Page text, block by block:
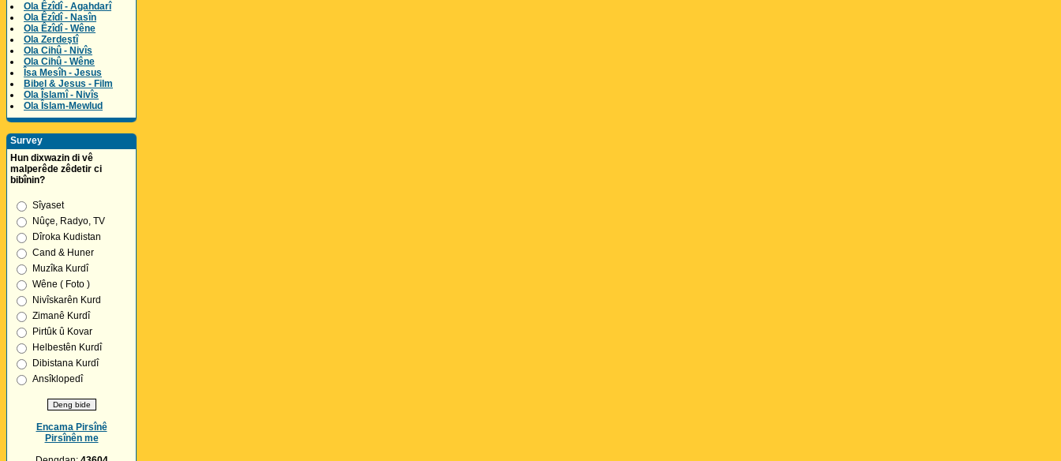
Ola Êzîdî - Agahdarî
Ola Êzîdî - Nasîn
Ola Êzîdî - Wêne
Ola Zerdeştî
Ola Cihû - Nivîs
Ola Cihû - Wêne
Îsa Mesîh - Jesus
Bibel & Jesus - Film
Ola Îslamî - Nivîs
Ola Îslam-Mewlud
Survey
Hun dixwazin di vê
malperêde zêdetir ci
bibînin?
Sîyaset
Nûçe, Radyo, TV
Dîroka Kudistan
Cand & Huner
Muzîka Kurdî
Wêne ( Foto )
Nivîskarên Kurd
Zimanê Kurdî
Pirtûk û Kovar
Helbestên Kurdî
Dibistana Kurdî
Ansîklopedî
Encama Pirsînê
Pirsînên me